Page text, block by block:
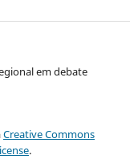
em debate
Creative Commons
.